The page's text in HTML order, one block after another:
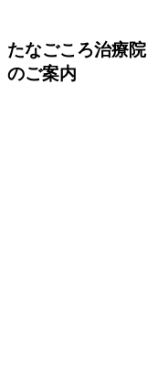
たなごころ治療院
のご案内